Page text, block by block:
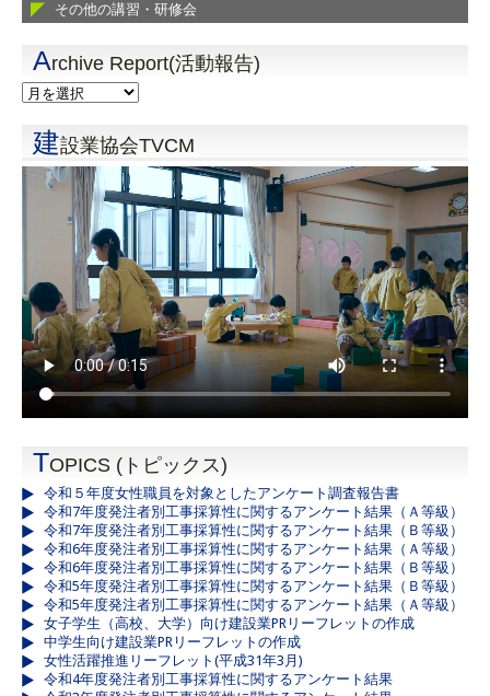
その他の講習・研修会
Archive Report(活動報告)
建設業協会TVCM
TOPICS (トピックス)
令和５年度女性職員を対象としたアンケート調査報告書
令和7年度発注者別工事採算性に関するアンケート結果（Ａ等級）
令和7年度発注者別工事採算性に関するアンケート結果（Ｂ等級）
令和6年度発注者別工事採算性に関するアンケート結果（Ａ等級）
令和6年度発注者別工事採算性に関するアンケート結果（Ｂ等級）
令和5年度発注者別工事採算性に関するアンケート結果（Ｂ等級）
令和5年度発注者別工事採算性に関するアンケート結果（Ａ等級）
女子学生（高校、大学）向け建設業PRリーフレットの作成
中学生向け建設業PRリーフレットの作成
女性活躍推進リーフレット(平成31年3月)
令和4年度発注者別工事採算性に関するアンケート結果